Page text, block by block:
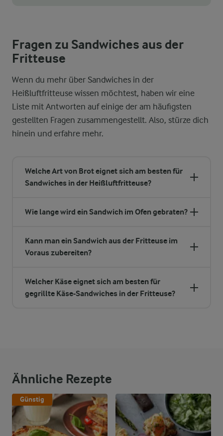
Fragen zu Sandwiches aus der
Fritteuse
Wenn du mehr über Sandwiches in der
Heißluftfritteuse wissen möchtest, haben wir eine
Liste mit Antworten auf einige der am häufigsten
gestellten Fragen zusammengestellt. Also, stürze dich
hinein und erfahre mehr.
Welche Art von Brot eignet sich am besten für
Sandwiches in der Heißluftfritteuse?
Wie lange wird ein Sandwich im Ofen gebraten?
Kann man ein Sandwich aus der Fritteuse im
Voraus zubereiten?
Welcher Käse eignet sich am besten für
gegrillte Käse-Sandwiches in der Fritteuse?
Ähnliche Rezepte
Günstig